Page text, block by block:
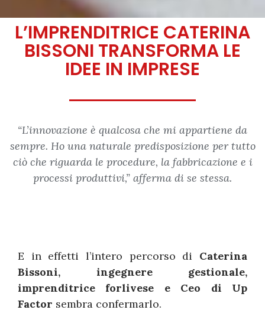
L’IMPRENDITRICE CATERINA
BISSONI TRANSFORMA LE
IDEE IN IMPRESE
“L’innovazione è qualcosa che mi appartiene da
sempre. Ho una naturale predisposizione per tutto
ciò che riguarda le procedure, la fabbricazione e i
processi produttivi,” afferma di se stessa.
E in effetti l’intero percorso di Caterina
Bissoni, ingegnere gestionale,
imprenditrice forlivese e Ceo di Up
Factor sembra confermarlo.